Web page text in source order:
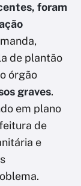
foram
de plantão
órgão
graves.
em plano
de
e